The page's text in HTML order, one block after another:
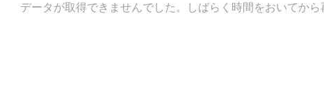
データが取得できませんでした。しばらく時間をおいてから